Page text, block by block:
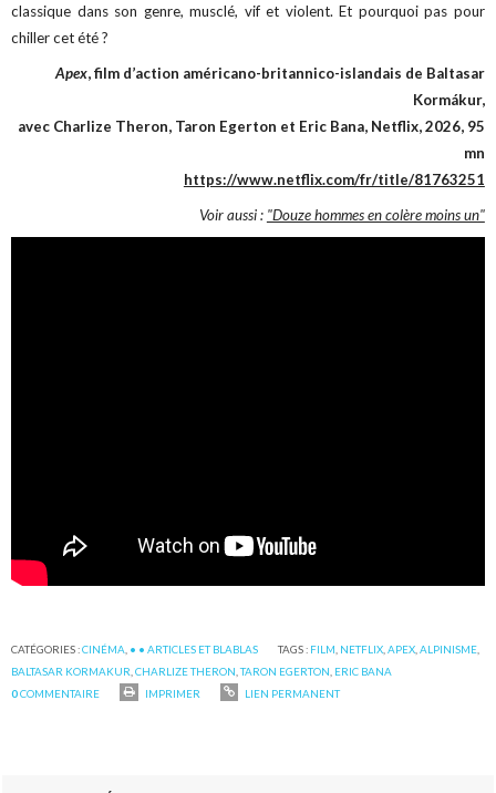
classique dans son genre, musclé, vif et violent. Et pourquoi pas pour
chiller cet été ?
Apex, film d’action américano-britannico-islandais de Baltasar
Kormákur,
avec Charlize Theron, Taron Egerton et Eric Bana, Netflix, 2026, 95
mn
https://www.netflix.com/fr/title/81763251
Voir aussi : "Douze hommes en colère moins un"
CATÉGORIES :CINÉMA • • ARTICLES ET BLABLAS TAGS : FILM NETFLIX ,APEX ,ALPINISME
BALTASAR KORMAKUR ,CHARLIZE THERON ,TARON EGERTON ERIC BANA
0COMMENTAIRE IMPRIMER LIEN PERMANENT